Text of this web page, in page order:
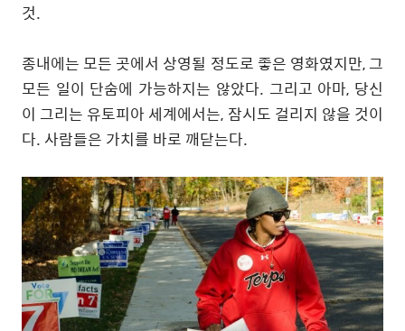
것.
종내에는 모든 곳에서 상영될 정도로 좋은 영화였지만,그
모든 일이 단숨에 가능하지는 않았다. 그리고 아마, 당신
이 그리는 유토피아 세계에서는, 잠시도 걸리지 않을 것이
다. 사람들은 가치를 바로 깨닫는다.